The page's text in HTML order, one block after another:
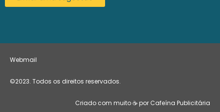
Webmail
©2023. Todos os direitos reservados.
Criado com muito ☕ por Cafeína Publicitária